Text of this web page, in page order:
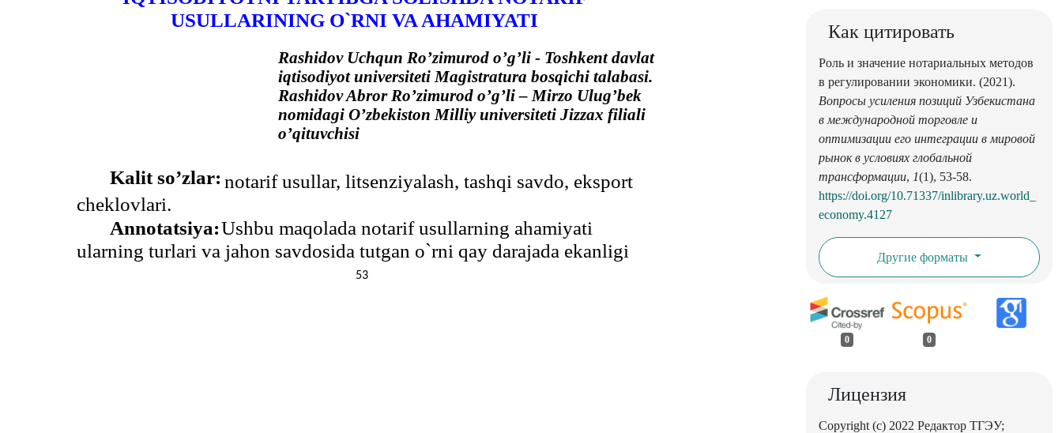
53
USULLARINING O`RNI VA AHAMIYATI
Rashidov Uchqun Ro’zimurod o’g’li - Toshkent davlat
iqtisodiyot universiteti Magistratura bosqichi talabasi.
Rashidov Abror Ro’zimurod o’g’li – Mirzo Ulug’bek
nomidagi O’zbekiston Milliy universiteti Jizzax filiali
o’qituvchisi
Kalit so’zlar: notarif usullar, litsenziyalash, tashqi savdo, eksport
cheklovlari.
Annotatsiya:Ushbu maqolada notarif usullarning ahamiyati
ularning turlari va jahon savdosida tutgan o`rni qay darajada ekanligi
Как цитировать
Роль и значение нотариальных методов
в регулировании экономики. (2021).
Вопросы усиления позиций Узбекистана
в международной торговле и
оптимизации его интеграции в мировой
рынок в условиях глобальной
трансформации, 1(1), 53-58.
https://doi.org/10.71337/inlibrary.uz.world_
economy.4127
Другие форматы
0 0
Лицензия
Copyright (c) 2022 Редактор ТГЭУ;